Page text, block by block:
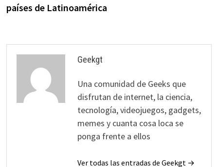
países de Latinoamérica
Geekgt
Una comunidad de Geeks que
disfrutan de internet, la ciencia,
tecnología, videojuegos, gadgets,
memes y cuanta cosa loca se
ponga frente a ellos
Ver todas las entradas de Geekgt →